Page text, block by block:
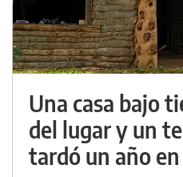
Una casa bajo
del lugar y un
tardó un año